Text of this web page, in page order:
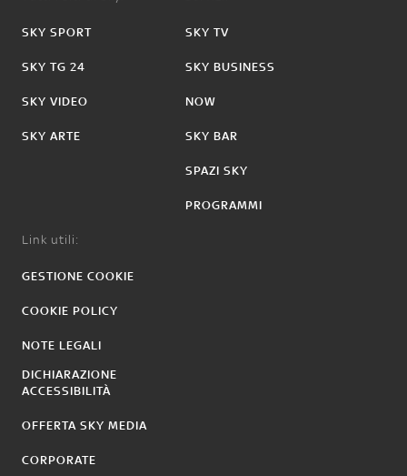
SKY SPORT
SKY TG 24
SKY VIDEO
SKY ARTE
SKY TV
SKY BUSINESS
NOW
SKY BAR
SPAZI SKY
PROGRAMMI
Link utili:
GESTIONE COOKIE
COOKIE POLICY
NOTE LEGALI
DICHIARAZIONE
ACCESSIBILITÀ
OFFERTA SKY MEDIA
CORPORATE